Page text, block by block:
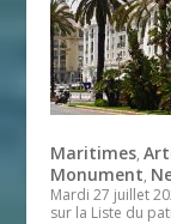
Maritimes,
Monument,
Mardi 27 juillet
sur la Liste du